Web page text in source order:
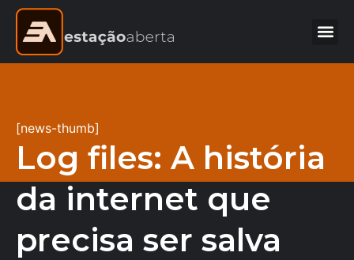
[news-thumb]
Log files: A história
da internet que
precisa ser salva